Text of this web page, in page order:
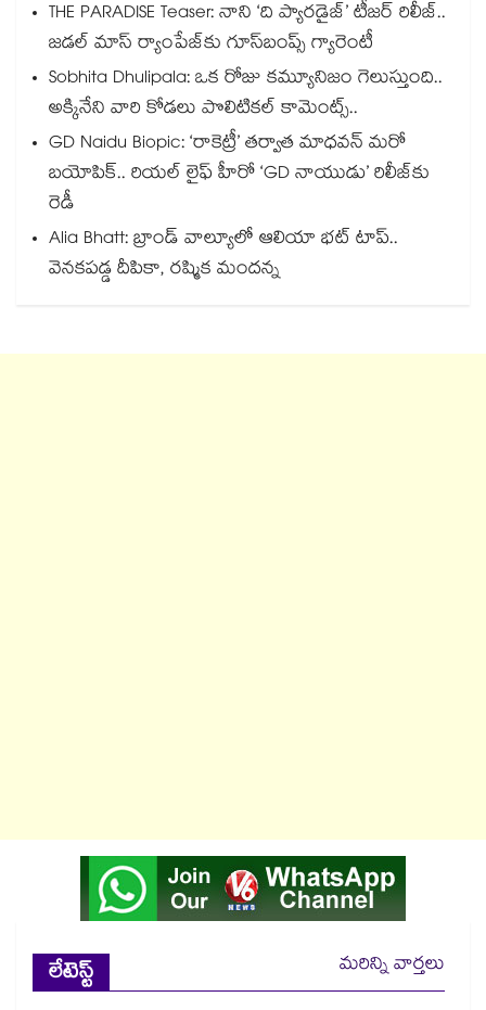
THE PARADISE Teaser: నాని ‘ది ప్యారడైజ్‌‌’ టీజర్ రిలీజ్..
జడల్ మాస్ ర్యాంపేజ్‌కు గూస్‌బంప్స్ గ్యారెంటీ
Sobhita Dhulipala: ఒక రోజు కమ్యూనిజం గెలుస్తుంది..
అక్కినేని వారి కోడలు పొలిటికల్ కామెంట్స్..
GD Naidu Biopic: ‘రాకెట్రీ’ తర్వాత మాధవన్ మరో
బయోపిక్.. రియల్ లైఫ్ హీరో ‘GD నాయుడు’ రిలీజ్⁬కు
రెడీ
Alia Bhatt: బ్రాండ్ వాల్యూలో ఆలియా భట్ టాప్..
వెనకపడ్డ దీపికా, రష్మిక మందన్న
లేటెస్ట్
మరిన్ని వార్తలు